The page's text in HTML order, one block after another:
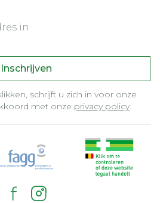
Inschrijven
schrijft u zich in voor onze
met onze privacy policy.